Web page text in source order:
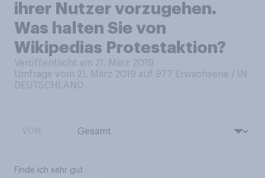
ihrer Nutzer vorzugehen.
Was halten Sie von
Wikipedias Protestaktion?
Veröffentlicht am 21. März 2019
Umfrage vom 21. März 2019 auf 977 Erwachsene / IN
DEUTSCHLAND
Finde ich sehr gut